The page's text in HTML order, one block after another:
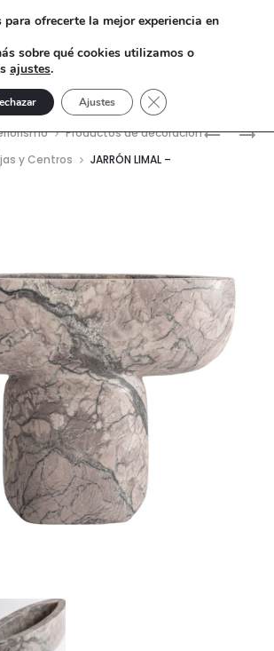
JARRÓN
FIGURA
Productos de decoración
y Centros
JARRÓN LIMAL –
ofrecerte la mejor experiencia en
sobre qué cookies utilizamos o
ajustes.
Ajustes Cerrar el banner de